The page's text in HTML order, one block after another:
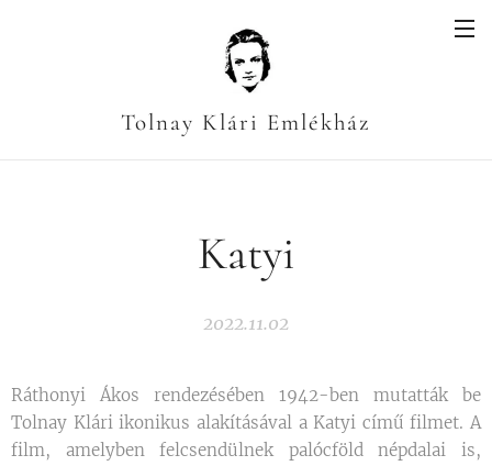
Tolnay Klári Emlékház
Katyi
2022.11.02
Ráthonyi Ákos rendezésében 1942-ben mutatták be
Tolnay Klári ikonikus alakításával a Katyi című filmet. A
film, amelyben felcsendülnek palócföld népdalai is,